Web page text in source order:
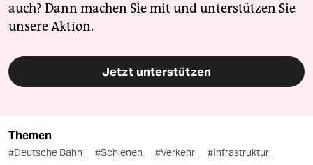
auch? Dann machen Sie mit und unterstützen Sie
unsere Aktion.
Jetzt unterstützen
Themen
#Deutsche Bahn #Schienen #Verkehr
#Infrastruktur